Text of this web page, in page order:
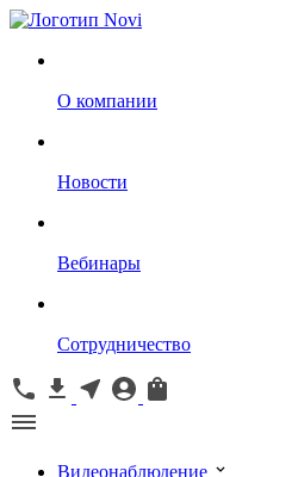
О компании
Новости
Вебинары
Сотрудничество
Видеонаблюдение